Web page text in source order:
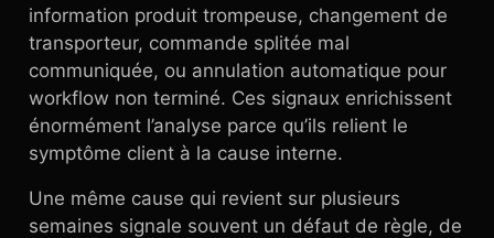
information produit trompeuse, changement de
transporteur, commande splitée mal
communiquée, ou annulation automatique pour
workflow non terminé. Ces signaux enrichissent
énormément l’analyse parce qu’ils relient le
symptôme client à la cause interne.
Une même cause qui revient sur plusieurs
semaines signale souvent un défaut de règle, de